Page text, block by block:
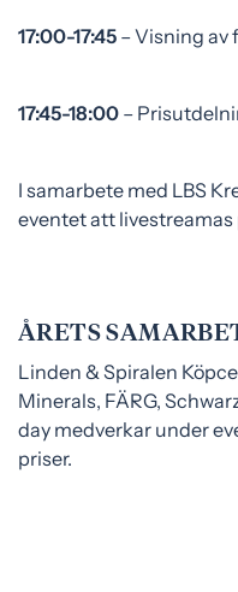
17:00-17:45 – Visning av
17:45-18:00 –
I samarbete med LBS
eventet att livestreamas
ÅRETS
Linden & Spiralen
Minerals, FÄRG,
day medverkar under
priser.